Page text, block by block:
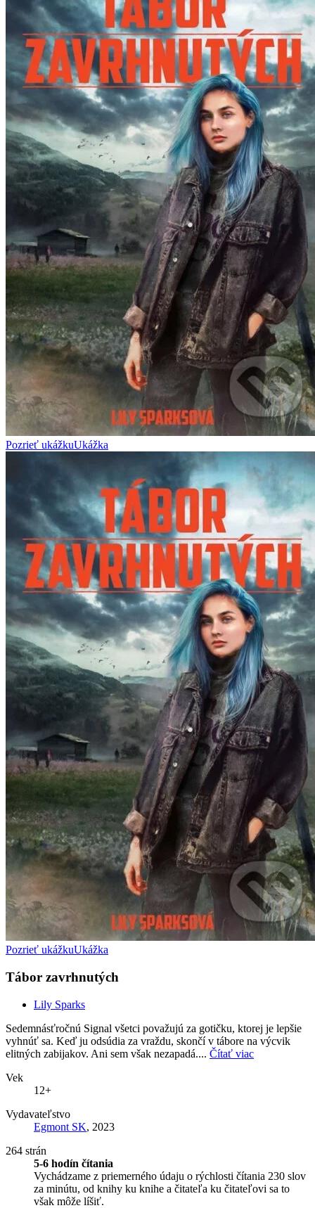
Pozrieť ukážkuUkážka
Pozrieť ukážkuUkážka
Tábor zavrhnutých
Lily Sparks
Sedemnásťročnú Signal všetci považujú za gotičku, ktorej je lepšie
vyhnúť sa. Keď ju odsúdia za vraždu, skončí v tábore na výcvik
elitných zabijakov. Ani sem však nezapadá.... Čítať viac
Vek
12+
Vydavateľstvo
Egmont SK, 2023
264 strán
5-6 hodín čítania
Vychádzame z priemerného údaju o rýchlosti čítania 230 slov
za minútu, od knihy ku knihe a čitateľa ku čitateľovi sa to
však môže líšiť.